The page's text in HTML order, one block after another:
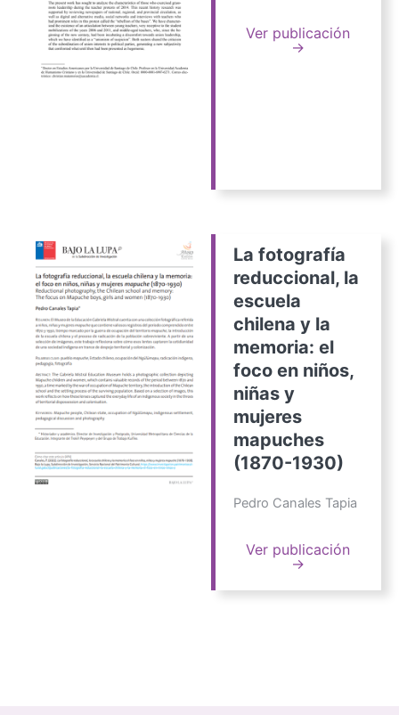
Ver publicación
→
La fotografía
reduccional, la
escuela
chilena y la
memoria: el
foco en niños,
niñas y
mujeres
mapuches
(1870-1930)
Pedro Canales Tapia
Ver publicación
→